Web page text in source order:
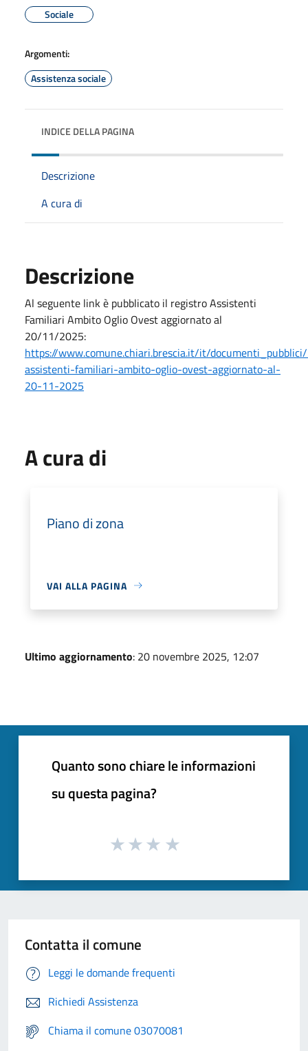
Sociale
Argomenti:
Assistenza sociale
INDICE DELLA PAGINA
Descrizione
A cura di
Descrizione
Al seguente link è pubblicato il registro Assistenti
Familiari Ambito Oglio Ovest aggiornato al
20/11/2025:
https://www.comune.chiari.brescia.it/it/
assistenti-familiari-ambito-oglio-ovest-aggiornato-al-
20-11-2025
A cura di
Piano di zona
VAI ALLA PAGINA
Ultimo aggiornamento: 20 novembre 2025, 12:07
Quanto sono chiare le informazioni
su questa pagina?
Contatta il comune
Leggi le domande frequenti
Richiedi Assistenza
Chiama il comune 03070081